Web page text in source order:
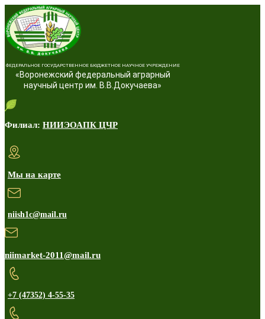
ФЕДЕРАЛЬНОЕ ГОСУДАРСТВЕННОЕ БЮДЖЕТНОЕ НАУЧНОЕ УЧРЕЖДЕНИЕ
«Воронежский федеральный аграрный
научный центр им. В.В.Докучаева»
Филиал: НИИЭОАПК ЦЧР
Мы на карте
niish1c@mail.ru
niimarket-2011@mail.ru
+7 (47352) 4-55-35